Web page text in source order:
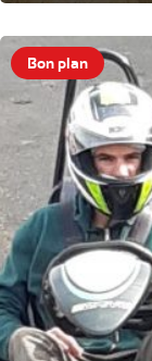
Bon plan